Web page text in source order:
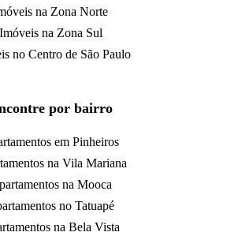
na Zona Norte
Imóveis na Zona Sul
no Centro de São Paulo
por bairro
em Pinheiros
na Vila Mariana
na Mooca
no Tatuapé
na Bela Vista